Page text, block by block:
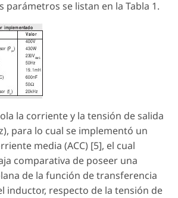
parámetros se listan en la Tabla 1.
la corriente y la tensión de salida
para lo cual se implementó un
media (ACC) [5], el cual
comparativa de poseer una
de la función de transferencia
inductor, respecto de la tensión de